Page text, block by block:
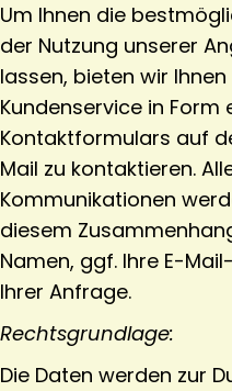
Um Ihnen die
der Nutzung unserer
lassen, bieten wir
Kundenservice in Form
Kontaktformulars auf
Mail zu kontaktieren.
Kommunikationen
diesem
Namen, ggf. Ihre E-
Ihrer Anfrage.
Rechtsgrundlage:
Die Daten werden zur